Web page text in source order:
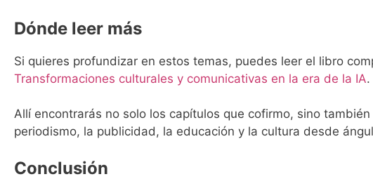
Dónde leer más
Si quieres profundizar en estos temas, puedes leer el libro
Transformaciones culturales y comunicativas en la era de la IA.
Allí encontrarás no solo los capítulos que cofirmo, sino
periodismo, la publicidad, la educación y la cultura desde
Conclusión